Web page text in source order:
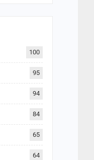
100
95
94
84
65
64